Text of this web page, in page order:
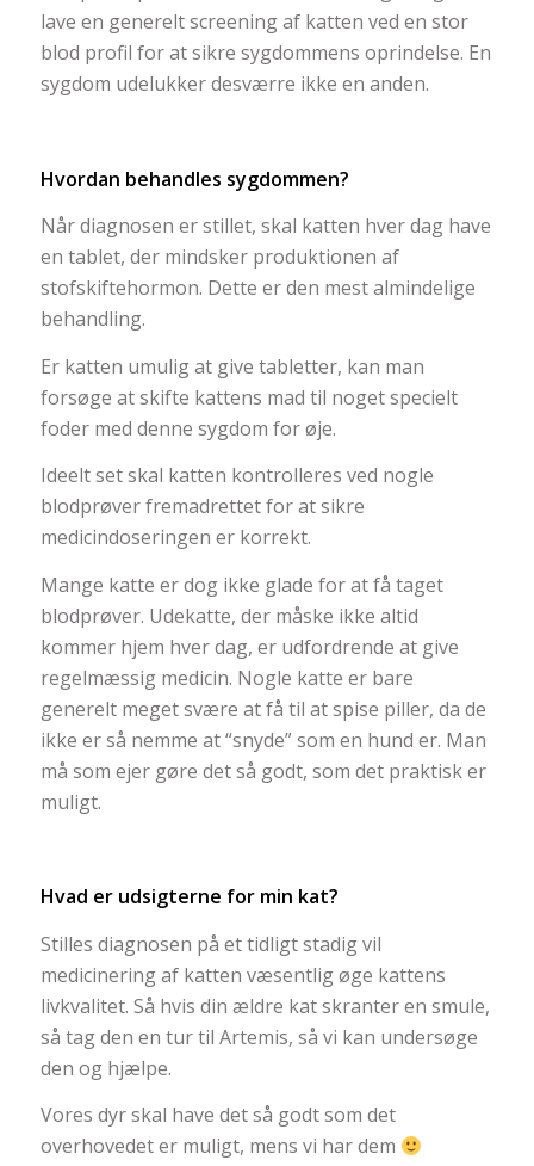
lave en generelt screening af katten ved en stor
blod profil for at sikre sygdommens oprindelse. En
sygdom udelukker desværre ikke en anden.
Hvordan behandles sygdommen?
Når diagnosen er stillet, skal katten hver dag have
en tablet, der mindsker produktionen af
stofskiftehormon. Dette er den mest almindelige
behandling.
Er katten umulig at give tabletter, kan man
forsøge at skifte kattens mad til noget specielt
foder med denne sygdom for øje.
Ideelt set skal katten kontrolleres ved nogle
blodprøver fremadrettet for at sikre
medicindoseringen er korrekt.
Mange katte er dog ikke glade for at få taget
blodprøver. Udekatte, der måske ikke altid
kommer hjem hver dag, er udfordrende at give
regelmæssig medicin. Nogle katte er bare
generelt meget svære at få til at spise piller, da de
ikke er så nemme at “snyde” som en hund er. Man
må som ejer gøre det så godt, som det praktisk er
muligt.
Hvad er udsigterne for min kat?
Stilles diagnosen på et tidligt stadig vil
medicinering af katten væsentlig øge kattens
livkvalitet. Så hvis din ældre kat skranter en smule,
så tag den en tur til Artemis, så vi kan undersøge
den og hjælpe.
Vores dyr skal have det så godt som det
overhovedet er muligt, mens vi har dem